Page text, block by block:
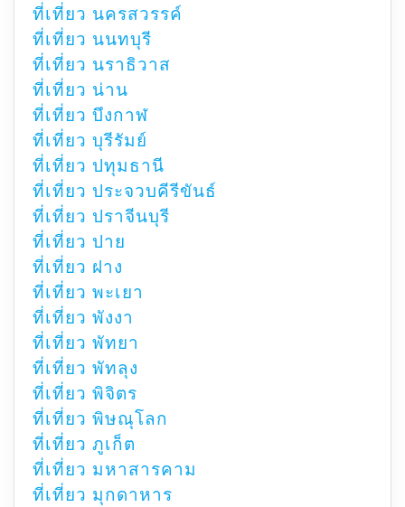
ที่เที่ยว นครสวรรค์
ที่เที่ยว นนทบุรี
ที่เที่ยว นราธิวาส
ที่เที่ยว น่าน
ที่เที่ยว บึงกาฬ
ที่เที่ยว บุรีรัมย์
ที่เที่ยว ปทุมธานี
ที่เที่ยว ประจวบคีรีขันธ์
ที่เที่ยว ปราจีนบุรี
ที่เที่ยว ปาย
ที่เที่ยว ฝาง
ที่เที่ยว พะเยา
ที่เที่ยว พังงา
ที่เที่ยว พัทยา
ที่เที่ยว พัทลุง
ที่เที่ยว พิจิตร
ที่เที่ยว พิษณุโลก
ที่เที่ยว ภูเก็ต
ที่เที่ยว มหาสารคาม
ที่เที่ยว มุกดาหาร